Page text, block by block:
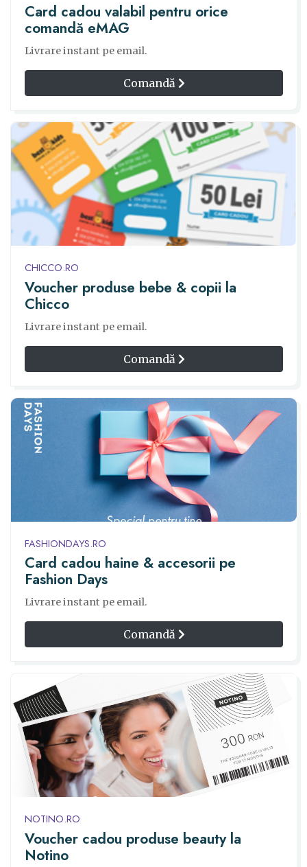
Card cadou valabil pentru orice
comandă eMAG
Livrare instant pe email.
Comandă
CHICCO.RO
Voucher produse bebe & copii la
Chicco
Livrare instant pe email.
Comandă
FASHIONDAYS.RO
Card cadou haine & accesorii pe
Fashion Days
Livrare instant pe email.
Comandă
NOTINO.RO
Voucher cadou produse beauty la
Notino